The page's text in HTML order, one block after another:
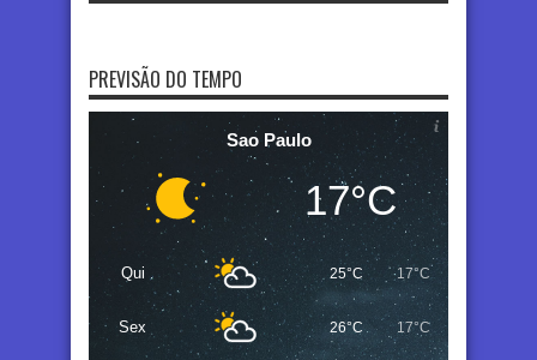
PREVISÃO DO TEMPO
Sao Paulo
17°C
Qui 25°C 17°C
Sex 26°C 17°C